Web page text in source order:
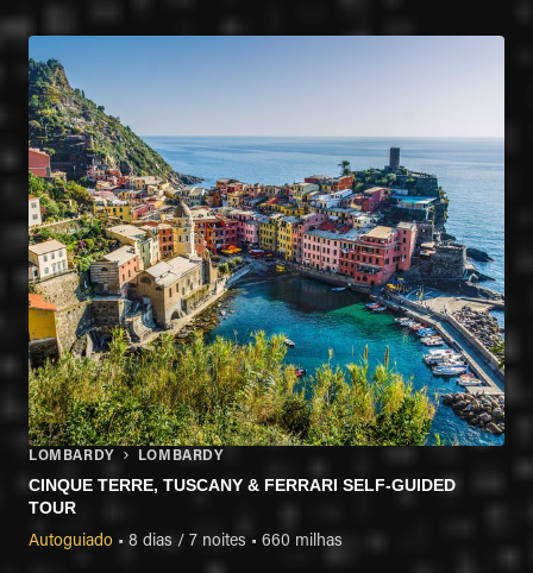
LOMBARDY LOMBARDY
CINQUE TERRE, TUSCANY & FERRARI SELF-GUIDED
TOUR
Autoguiado • 8 dias / 7 noites • 660 milhas